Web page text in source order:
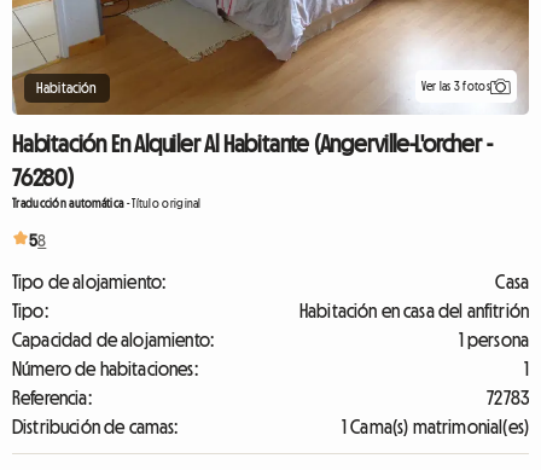
Habitación Ver las 3 fotos
Habitación En Alquiler Al Habitante (Angerville-L'orcher -
76280)
Traducción automática-Título original
58
Tipo de alojamiento:
Casa
Tipo:
Habitación en casa del anfitrión
Capacidad de alojamiento:
1 persona
Número de habitaciones:
1
Referencia:
72783
Distribución de camas:
1 Cama(s) matrimonial(es)